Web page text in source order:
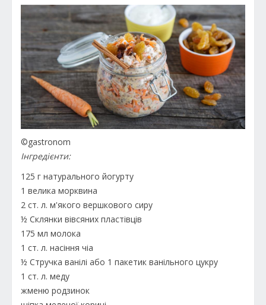
©gastronom
Інгредієнти:
125 г натурального йогурту
1 велика морквина
2 ст. л. м'якого вершкового сиру
½ Склянки вівсяних пластівців
175 мл молока
1 ст. л. насіння чіа
½ Стручка ванілі або 1 пакетик ванільного цукру
1 ст. л. меду
жменю родзинок